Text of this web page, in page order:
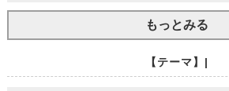
もっとみる
【テーマ】|